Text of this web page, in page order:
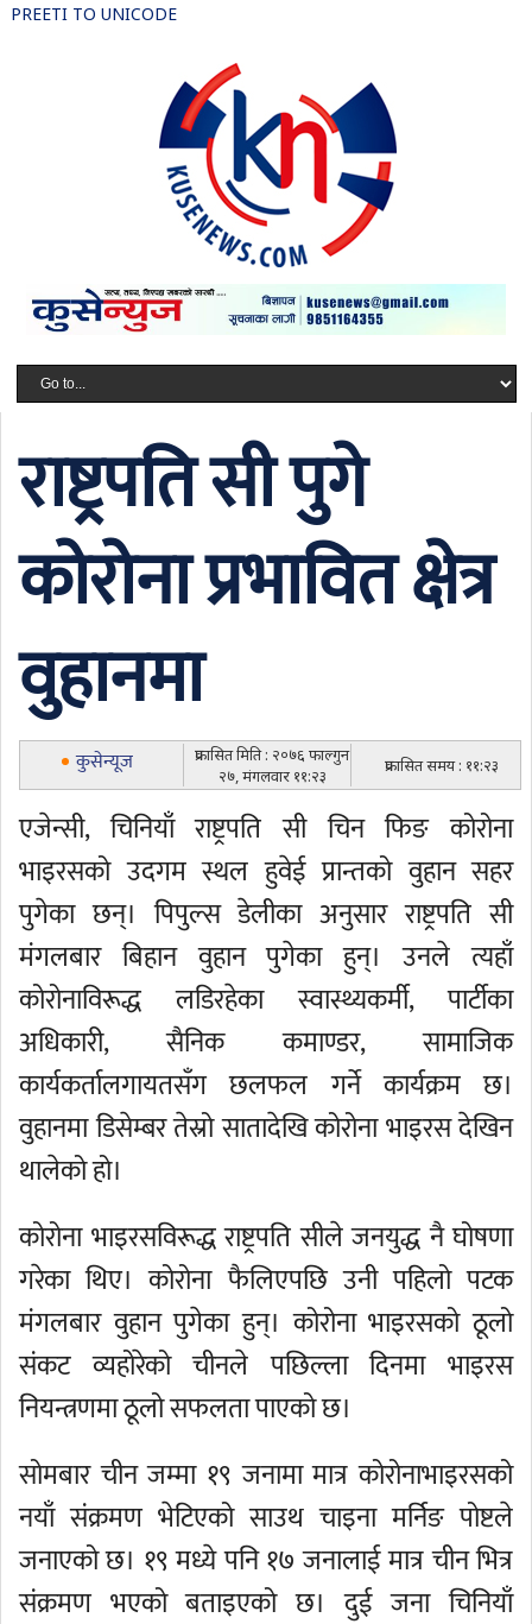
PREETI TO UNICODE
राष्ट्रपति सी पुगे
कोरोना प्रभावित क्षेत्र
वुहानमा
कुसेन्यूज
प्रकासित मिति : २०७६ फाल्गुन
२७, मंगलवार ११:२३
प्रकासित समय : ११:२३
एजेन्सी, चिनियाँ राष्ट्रपति सी चिन फिङ कोरोना
भाइरसको उदगम स्थल हुवेई प्रान्तको वुहान सहर
पुगेका छन्। पिपुल्स डेलीका अनुसार राष्ट्रपति सी
मंगलबार बिहान वुहान पुगेका हुन्। उनले त्यहाँ
कोरोनाविरूद्ध लडिरहेका स्वास्थ्यकर्मी, पार्टीका
अधिकारी, सैनिक कमाण्डर, सामाजिक
कार्यकर्तालगायतसँग छलफल गर्ने कार्यक्रम छ।
वुहानमा डिसेम्बर तेस्रो सातादेखि कोरोना भाइरस देखिन
थालेको हो।
कोरोना भाइरसविरूद्ध राष्ट्रपति सीले जनयुद्ध नै घोषणा
गरेका थिए। कोरोना फैलिएपछि उनी पहिलो पटक
मंगलबार वुहान पुगेका हुन्। कोरोना भाइरसको ठूलो
संकट व्यहोरेको चीनले पछिल्ला दिनमा भाइरस
नियन्त्रणमा ठूलो सफलता पाएको छ।
सोमबार चीन जम्मा १९ जनामा मात्र कोरोनाभाइरसको
नयाँ संक्रमण भेटिएको साउथ चाइना मर्निङ पोष्टले
जनाएको छ। १९ मध्ये पनि १७ जनालाई मात्र चीन भित्र
संक्रमण भएको बताइएको छ। दुई जना चिनियाँ